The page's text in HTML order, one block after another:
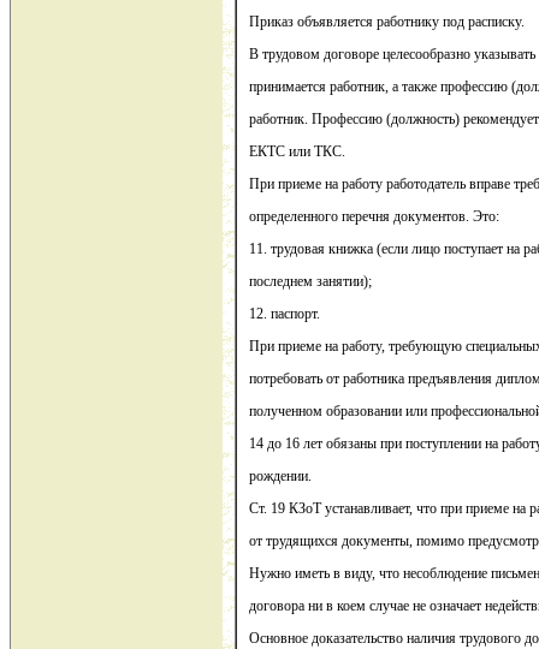
Приказ объявляется работнику под расписку.
В трудовом договоре целесообразно указывать
принимается работник, а также профессию
работник. Профессию (должность)
ЕКТС или ТКС.
При приеме на работу работодатель вправе
определенного перечня документов. Это:
11. трудовая книжка (если лицо поступает на
последнем занятии);
12. паспорт.
При приеме на работу, требующую
потребовать от работника предъявления
полученном образовании или
14 до 16 лет обязаны при поступлении на
рождении.
Ст. 19 КЗоТ устанавливает, что при приеме на
от трудящихся документы, помимо
Нужно иметь в виду, что несоблюдение
договора ни в коем случае не означает
Основное доказательство наличия трудового